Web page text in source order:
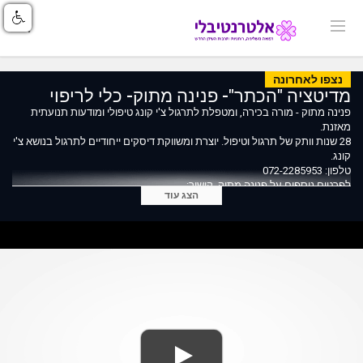
נצפו לאחרונה
מדיטציה "הכתר"- פנינה מתוק- כלי לריפוי
פנינה מתוק - מורה בכירה, ומטפלת לתרגול צ'י קונג טיפולי ומודעות תנועתית
מאזנת.
28 שנות וותק של תרגול וטיפול. יוצרת ומשווקת דיסקים ייחודיים לתרגול בנושא צ'י
קונג.
טלפון: 072-2285953
לפרטים נוספים על פנינה מתוק, קישור:
https://index.alternativli.co.il/575.html
הצג עוד